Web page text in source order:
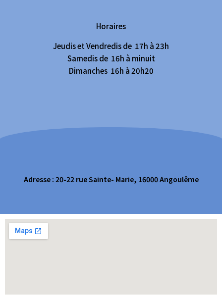
Horaires
Jeudis et Vendredis de 17h à 23h
Samedis de 16h à minuit
Dimanches 16h à 20h20
Adresse : 20-22 rue Sainte- Marie, 16000 Angoulême